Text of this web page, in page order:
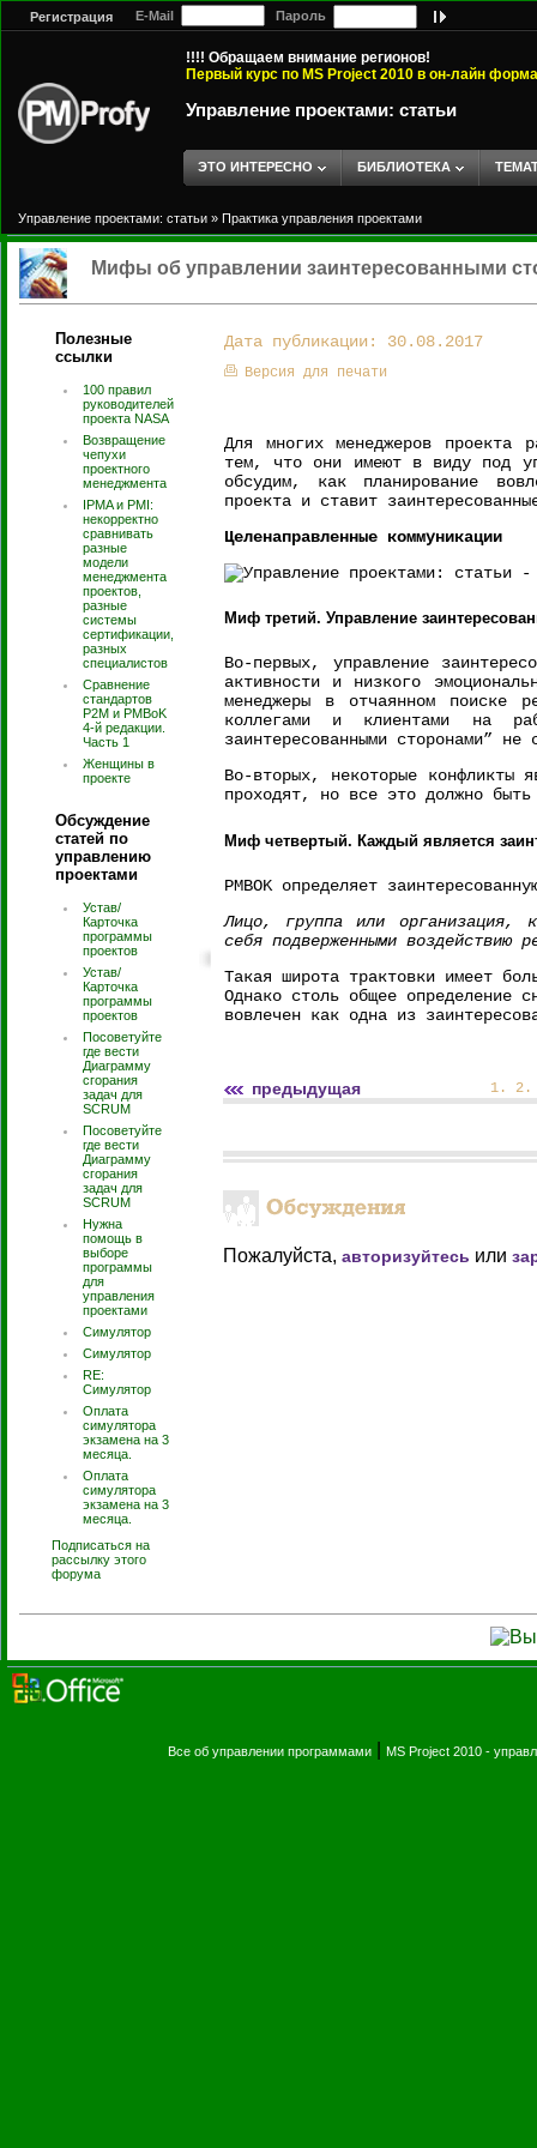
Регистрация E-Mail Пароль
!!!! Обращаем внимание регионов!
Первый курс по MS Project 2010 в он-лайн
Управление проектами: статьи
ЭТО ИНТЕРЕСНО БИБЛИОТЕКА
Управление проектами: статьи » Практика управления проектами
Мифы об управлении заинтересованными
Полезные
ссылки
100 правил
руководителей
проекта NASA
Возвращение
чепухи
проектного
менеджмента
IPMA и PMI:
некорректно
сравнивать
разные
модели
менеджмента
проектов,
разные
системы
сертификации,
разных
специалистов
Сравнение
стандартов
P2M и PMBoK
4-й редакции.
Часть 1
Женщины в
проекте
Обсуждение
статей по
управлению
проектами
Устав/
Карточка
программы
проектов
Устав/
Карточка
программы
проектов
Посоветуйте
где вести
Диаграмму
сгорания
задач для
SCRUM
Посоветуйте
где вести
Диаграмму
сгорания
задач для
SCRUM
Нужна
помощь в
выборе
программы
для
управления
проектами
Симулятор
Симулятор
RE:
Симулятор
Оплата
симулятора
экзамена на 3
месяца.
Оплата
симулятора
экзамена на 3
месяца.
Подписаться на
рассылку этого
форума
Дата публикации: 30.08.2017
Версия для печати
Для многих менеджеров проекта
тем, что они имеют в виду под
обсудим, как планирование
проекта и ставит
Целенаправленные коммуникации
Миф третий. Управление
Во-первых, управление
активности и низкого
менеджеры в отчаянном поиске
коллегами и клиентами на
заинтересованными сторонами” не
Во-вторых, некоторые конфликты
проходят, но все это должно
Миф четвертый. Каждый является
PMBOK определяет
Лицо, группа или организация,
себя подверженными воздействию
Такая широта трактовки имеет
Однако столь общее определение
вовлечен как одна из
предыдущая 1 . 2
Пожалуйста, авторизуйтесь или
Все об управлении программами MS Project 2010 -